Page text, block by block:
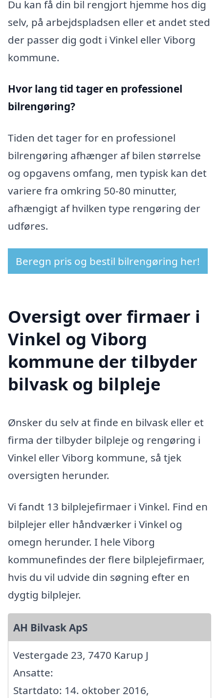
Du kan få din bil rengjort hjemme hos dig
selv, på arbejdspladsen eller et andet sted
der passer dig godt i Vinkel eller Viborg
kommune.
Hvor lang tid tager en professionel
bilrengøring?
Tiden det tager for en professionel
bilrengøring afhænger af bilen størrelse
og opgavens omfang, men typisk kan det
variere fra omkring 50-80 minutter,
afhængigt af hvilken type rengøring der
udføres.
Beregn pris og bestil bilrengøring her!
Oversigt over firmaer i
Vinkel og Viborg
kommune der tilbyder
bilvask og bilpleje
Ønsker du selv at finde en bilvask eller et
firma der tilbyder bilpleje og rengøring i
Vinkel eller Viborg kommune, så tjek
oversigten herunder.
Vi fandt 13 bilplejefirmaer i Vinkel. Find en
bilplejer eller håndværker i Vinkel og
omegn herunder. I hele Viborg
kommunefindes der flere bilplejefirmaer,
hvis du vil udvide din søgning efter en
dygtig bilplejer.
AH Bilvask ApS
Vestergade 23, 7470 Karup J
Ansatte:
Startdato: 14. oktober 2016,